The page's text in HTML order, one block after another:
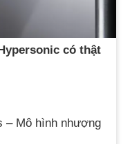
có thật
– Mô hình nhượng